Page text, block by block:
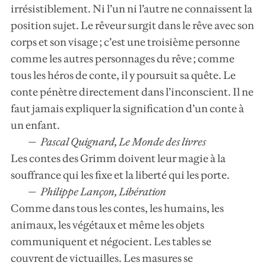
irrésistiblement. Ni l’un ni l’autre ne connaissent la
position sujet. Le rêveur surgit dans le rêve avec son
corps et son visage ; c’est une troisième personne
comme les autres personnages du rêve ; comme
tous les héros de conte, il y poursuit sa quête. Le
conte pénètre directement dans l’inconscient. Il ne
faut jamais expliquer la signification d’un conte à
un enfant.
Pascal Quignard, Le Monde des livres
Les contes des Grimm doivent leur magie à la
souffrance qui les fixe et la liberté qui les porte.
Philippe Lançon, Libération
Comme dans tous les contes, les humains, les
animaux, les végétaux et même les objets
communiquent et négocient. Les tables se
couvrent de victuailles. Les masures se